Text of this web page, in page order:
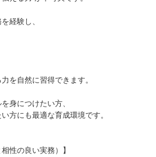
経験し、
を自然に習得できます。
身につけたい方、
方にも最適な育成環境です。
性の良い実務）】